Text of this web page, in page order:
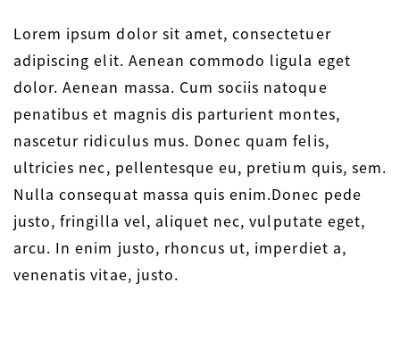
Lorem ipsum dolor sit amet, consectetuer
adipiscing elit. Aenean commodo ligula eget
dolor. Aenean massa. Cum sociis natoque
penatibus et magnis dis parturient montes,
nascetur ridiculus mus. Donec quam felis,
ultricies nec, pellentesque eu, pretium quis, sem.
Nulla consequat massa quis enim.Donec pede
justo, fringilla vel, aliquet nec, vulputate eget,
arcu. In enim justo, rhoncus ut, imperdiet a,
venenatis vitae, justo.